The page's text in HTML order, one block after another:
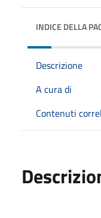
INDICE DELLA
Descrizione
A cura di
Contenuti